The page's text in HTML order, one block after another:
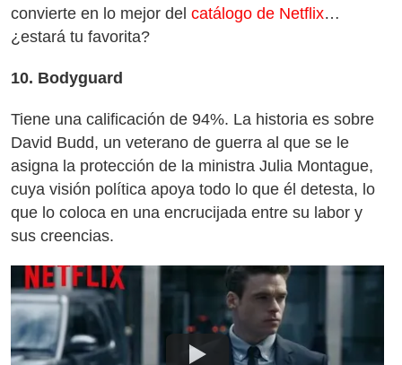
convierte en lo mejor del catálogo de Netflix…
¿estará tu favorita?
10. Bodyguard
Tiene una calificación de 94%. La historia es sobre
David Budd, un veterano de guerra al que se le
asigna la protección de la ministra Julia Montague,
cuya visión política apoya todo lo que él detesta, lo
que lo coloca en una encrucijada entre su labor y
sus creencias.